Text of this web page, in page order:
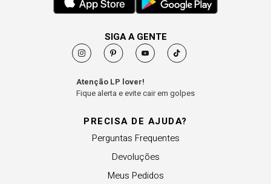
PRECISA DE AJUDA?
Perguntas Frequentes
Devoluções
Meus Pedidos
SIGA A GENTE
Atenção LP lover!
Fique alerta e evite cair em golpes